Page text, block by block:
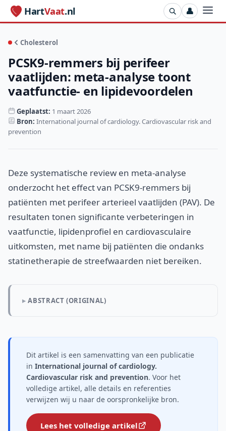
HartVaat.nl 👤
Cholesterol
PCSK9-remmers bij perifeer
vaatlijden: meta-analyse toont
vaatfunctie- en lipidevoordelen
Geplaatst: 1 maart 2026
Bron: International journal of cardiology. Cardiovascular risk and
prevention
Deze systematische review en meta-analyse
onderzocht het effect van PCSK9-remmers bij
patiënten met perifeer arterieel vaatlijden (PAV). De
resultaten tonen significante verbeteringen in
vaatfunctie, lipidenprofiel en cardiovasculaire
uitkomsten, met name bij patiënten die ondanks
statinetherapie de streefwaarden niet bereiken.
ABSTRACT (ORIGINAL)
Dit artikel is een samenvatting van een publicatie
in International journal of cardiology.
Cardiovascular risk and prevention. Voor het
volledige artikel, alle details en referenties
verwijzen wij u naar de oorspronkelijke bron.
Lees het volledige artikel